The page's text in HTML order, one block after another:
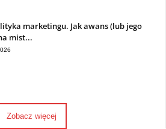
marketingu. Jak awans (lub jego
mist...
Zobacz więcej